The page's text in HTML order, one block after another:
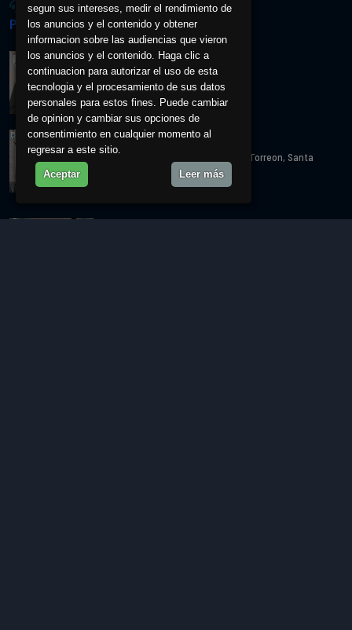
info@inmobiliariagaspar.com
Propiedades Recientemente Visitadas
AM17049
Cl. Barcelona Nº16 Vvda-2
850,00 €/mes
VEDFTACORONTE
Carr. Gral. del Nte., 281, 38350 El Torreon, Santa
Cruz de Tenerife
segun sus intereses, medir el rendimiento de
los anuncios y el contenido y obtener
informacion sobre las audiencias que vieron
los anuncios y el contenido. Haga clic a
continuacion para autorizar el uso de esta
tecnologia y el procesamiento de sus datos
personales para estos fines. Puede cambiar
de opinion y cambiar sus opciones de
consentimiento en cualquier momento al
regresar a este sitio.
Aceptar Leer más